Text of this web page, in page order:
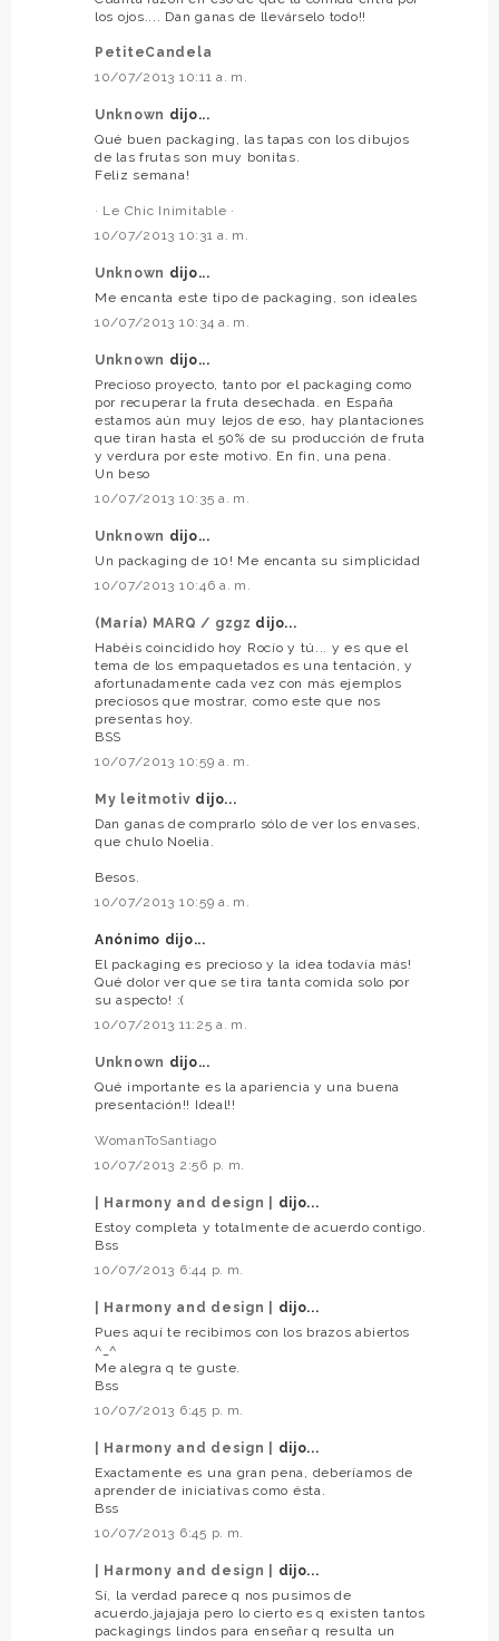
los ojos.... Dan ganas de llevárselo todo!!
PetiteCandela
10/07/2013 10:11 a. m.
Unknown dijo...
Qué buen packaging, las tapas con los dibujos
de las frutas son muy bonitas.
Feliz semana!
· Le Chic Inimitable ·
10/07/2013 10:31 a. m.
Unknown dijo...
Me encanta este tipo de packaging, son ideales
10/07/2013 10:34 a. m.
Unknown dijo...
Precioso proyecto, tanto por el packaging como
por recuperar la fruta desechada. en España
estamos aún muy lejos de eso, hay plantaciones
que tiran hasta el 50% de su producción de fruta
y verdura por este motivo. En fin, una pena.
Un beso
10/07/2013 10:35 a. m.
Unknown dijo...
Un packaging de 10! Me encanta su simplicidad
10/07/2013 10:46 a. m.
(María) MARQ / gzgz dijo...
Habéis coincidido hoy Rocío y tú... y es que el
tema de los empaquetados es una tentación, y
afortunadamente cada vez con más ejemplos
preciosos que mostrar, como este que nos
presentas hoy.
BSS
10/07/2013 10:59 a. m.
My leitmotiv dijo...
Dan ganas de comprarlo sólo de ver los envases,
que chulo Noelia.
Besos.
10/07/2013 10:59 a. m.
Anónimo dijo...
El packaging es precioso y la idea todavía más!
Qué dolor ver que se tira tanta comida solo por
su aspecto! :(
10/07/2013 11:25 a. m.
Unknown dijo...
Qué importante es la apariencia y una buena
presentación!! Ideal!!
WomanToSantiago
10/07/2013 2:56 p. m.
| Harmony and design |
dijo...
Estoy completa y totalmente de acuerdo contigo.
Bss
10/07/2013 6:44 p. m.
| Harmony and design |
dijo...
Pues aquí te recibimos con los brazos abiertos
^_^
Me alegra q te guste.
Bss
10/07/2013 6:45 p. m.
| Harmony and design |
dijo...
Exactamente es una gran pena, deberíamos de
aprender de iniciativas como ésta.
Bss
10/07/2013 6:45 p. m.
| Harmony and design |
dijo...
Sí, la verdad parece q nos pusimos de
acuerdo,jajajaja pero lo cierto es q existen tantos
packagings lindos para enseñar q resulta un